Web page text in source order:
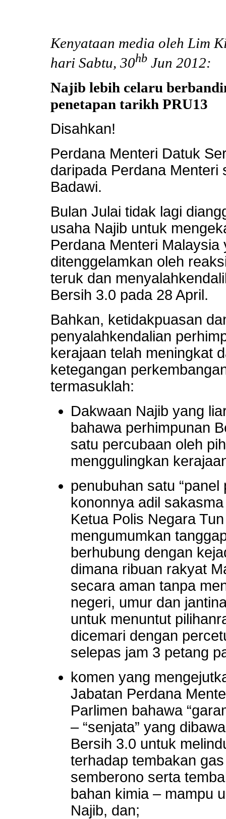
Kenyataan media oleh Lim
hari Sabtu, 30hb Jun 2012:
Najib lebih celaru
penetapan tarikh PRU13
Disahkan!
Perdana Menteri Datuk
daripada Perdana Menteri
Badawi.
Bulan Julai tidak lagi
usaha Najib untuk
Perdana Menteri Malaysia
ditenggelamkan oleh
teruk dan
Bersih 3.0 pada 28 April.
Bahkan, ketidakpuasan
penyalahkendalian
kerajaan telah meningkat
ketegangan
termasuklah:
Dakwaan Najib yang
bahawa perhimpunan
satu percubaan oleh
menggulingkan
penubuhan satu
kononnya adil
Ketua Polis Negara
mengumumkan
berhubung dengan
dimana ribuan rakyat
secara aman tanpa
negeri, umur dan
untuk menuntut
dicemari dengan
selepas jam 3 petang
komen yang
Jabatan Perdana
Parlimen bahawa
– “senjata” yang
Bersih 3.0 untuk
terhadap tembakan
semberono serta
bahan kimia – mampu
Najib, dan;